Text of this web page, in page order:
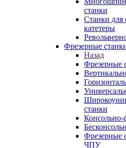
станки
Станки для
катетеры
Фрезерные
Назад
Фрезерные
станки
Консольно-
Фрезерные
ЧПУ